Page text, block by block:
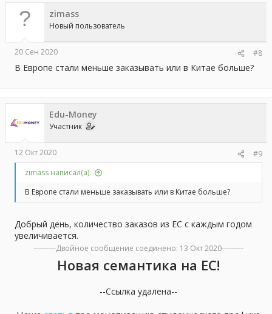
zimass
Новый пользователь
20 Сен 2020 #8
В Европе стали меньше заказывать или в Китае больше?
Edu-Money
Участник
12 Окт 2020
#9
zimass написал(а):
В Европе стали меньше заказывать или в Китае больше?
Добрый день, количество заказов из ЕС с каждым годом
увеличивается.
---------Двойное сообщение соединено: 13 Окт 2020---------
Новая семантика на ЕС!
--Ссылка удалена--